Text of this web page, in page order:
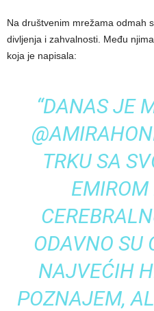
Na društvenim mrežama odmah
divljenja i zahvalnosti. Među
koja je napisala:
“DANAS JE
TRKU SA
ODAVNO SU
NAJVEĆIH
POZNAJEM,